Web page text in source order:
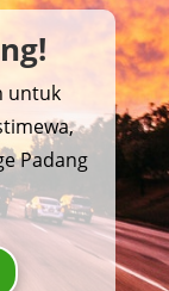
untuk
Padang